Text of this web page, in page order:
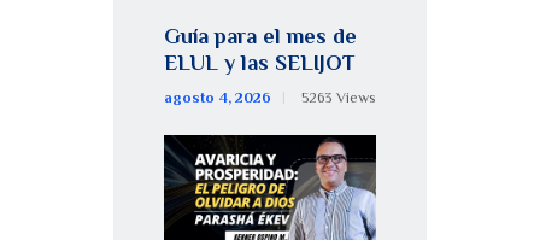
Guía para el mes de
ELUL y las SELIJOT
agosto 4, 2026 5263 Views